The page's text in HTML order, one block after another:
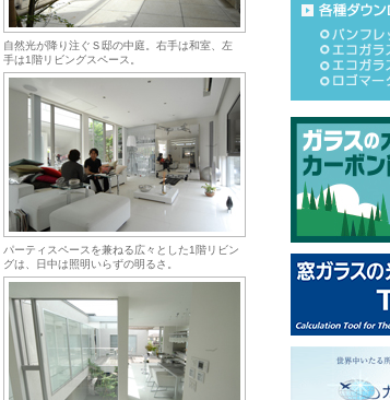
自然光が降り注ぐＳ邸の中庭。右手は和室、左
手は1階リビングスペース。
パーティスペースを兼ねる広々とした1階リビン
グは、日中は照明いらずの明るさ。